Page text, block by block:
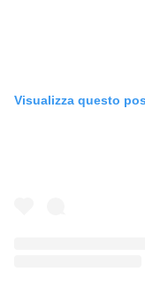
Visualizza questo